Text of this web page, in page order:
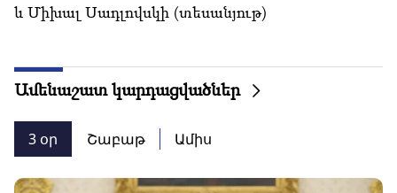
և Միխալ Սադլովսկի (տեսանյութ)
Ամենաշատ կարդացվածներ
3 օր Շաբաթ Ամիս